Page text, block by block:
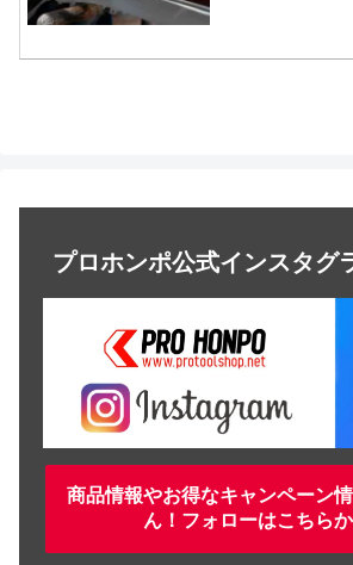
プロホンポ公式インスタグ
商品情報やお得なキャンペーン
ん！フォローはこちらか